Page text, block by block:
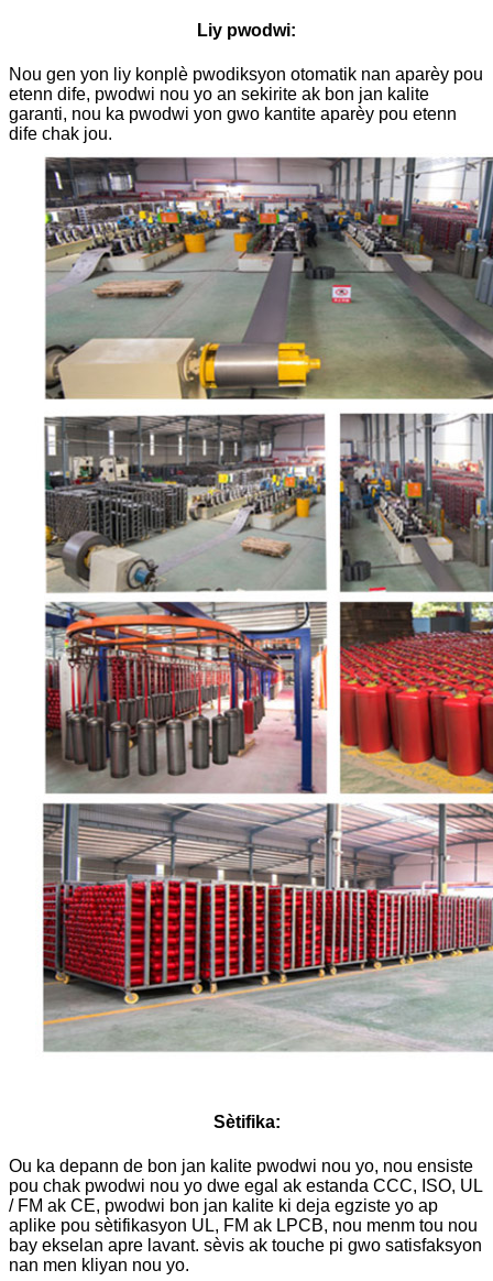
Liy pwodwi:
Nou gen yon liy konplè pwodiksyon otomatik nan aparèy pou
etenn dife, pwodwi nou yo an sekirite ak bon jan kalite
garanti, nou ka pwodwi yon gwo kantite aparèy pou etenn
dife chak jou.
Sètifika:
Ou ka depann de bon jan kalite pwodwi nou yo, nou ensiste
pou chak pwodwi nou yo dwe egal ak estanda CCC, ISO, UL
/ FM ak CE, pwodwi bon jan kalite ki deja egziste yo ap
aplike pou sètifikasyon UL, FM ak LPCB, nou menm tou nou
bay ekselan apre lavant. sèvis ak touche pi gwo satisfaksyon
nan men kliyan nou yo.